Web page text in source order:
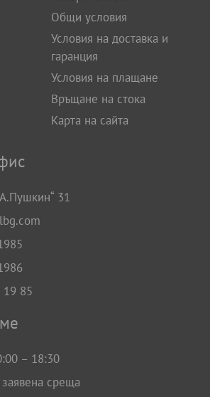
Общи условия
Условия на доставка и
гаранция
Условия на плащане
Връщане на стока
Карта на сайта
31
85
– 18:30
среща